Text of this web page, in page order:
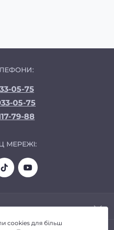
05-75
05-75
79-88
МЕРЕЖІ:
cookies для більш